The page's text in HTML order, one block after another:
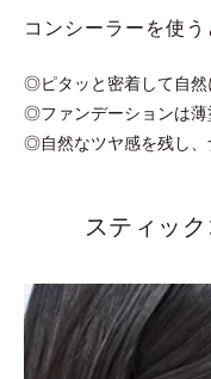
コンシーラーを使
◎ピタッと密着して自然
◎ファンデーションは薄
◎自然なツヤ感を残し、
スティッ